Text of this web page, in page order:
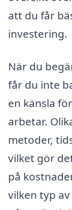
att du får
investering.
När du
får du inte
en känsla
arbetar.
metoder,
vilket gör
på
vilken typ